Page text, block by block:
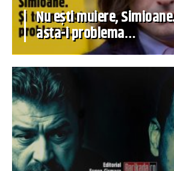
Nu ești muiere,
asta-i problema…